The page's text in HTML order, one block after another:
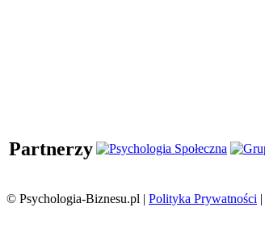
Partnerzy
© Psychologia-Biznesu.pl | Polityka Prywatności |